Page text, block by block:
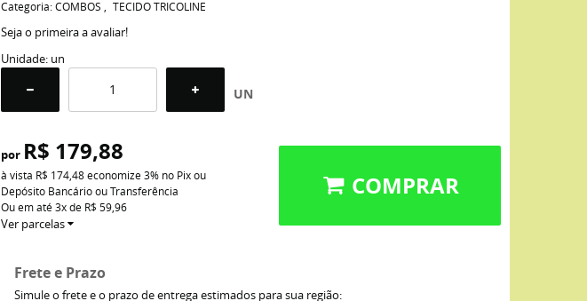
Categoria: COMBOS TECIDO TRICOLINE
Seja o primeira a avaliar!
Unidade: un
UN
por R$ 179,88
à vista R$ 174,48economize3% no Pix ou
Depósito Bancário ou Transferência
Ou em até3xde R$ 59,96
Ver parcelas
COMPRAR
Frete e Prazo
Simule o frete e o prazo de entrega estimados para sua região: